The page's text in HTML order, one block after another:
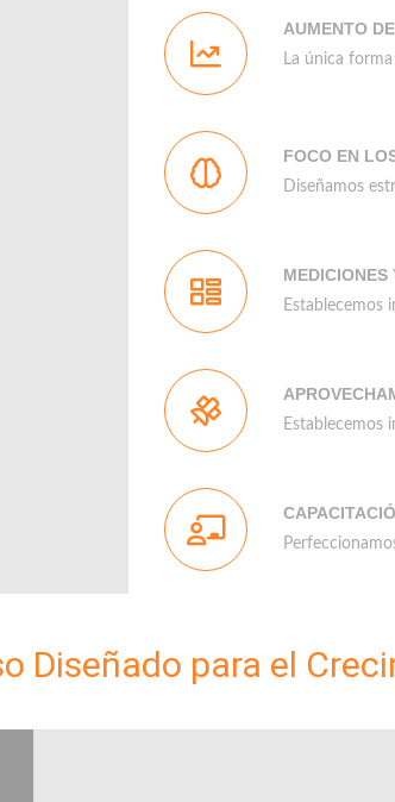
AUMENTO
La única
FOCO EN
Diseñamos
MEDICIONES
Establecemos
Establecemos
Diseñado para el